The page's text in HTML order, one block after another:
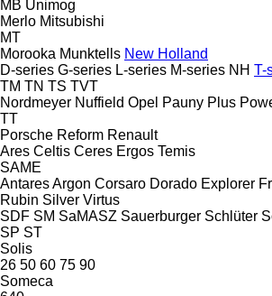
MB Unimog
Merlo Mitsubishi
MT
Morooka Munktells New Holland
D-series G-series L-series M-series NH T-
TM TN TS TVT
Nordmeyer Nuffield Opel Pauny Plus
TT
Porsche Reform Renault
Ares Celtis Ceres Ergos Temis
SAME
AntaresArgon Corsaro Dorado Explorer
Rubin Silver Virtus
SDF SM SaMASZ Sauerburger Schlüter
SP ST
Solis
26 50 60 75 90
Someca